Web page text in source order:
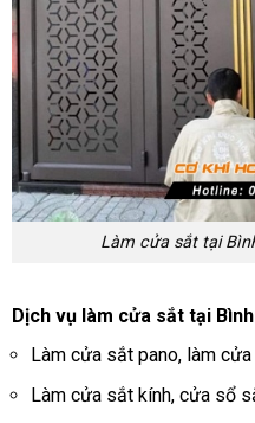
Làm cửa sắt tại
Dịch vụ làm cửa sắt tại
Làm cửa sắt pano, làm
Làm cửa sắt kính, cửa sổ